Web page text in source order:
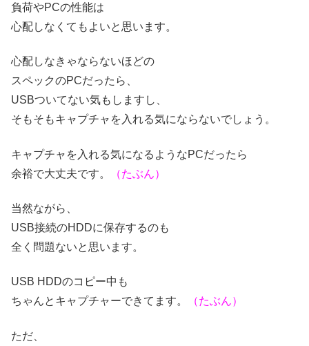
負荷やPCの性能は
心配しなくてもよいと思います。
心配しなきゃならないほどの
スペックのPCだったら、
USBついてない気もしますし、
そもそもキャプチャを入れる気にならないでしょう。
キャプチャを入れる気になるようなPCだったら
余裕で大丈夫です。
（たぶん）
当然ながら、
USB接続のHDDに保存するのも
全く問題ないと思います。
USB HDDのコピー中も
ちゃんとキャプチャーできてます。
（たぶん）
ただ、